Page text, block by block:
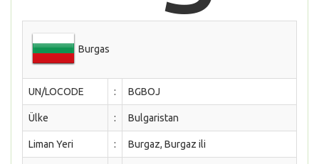
Burgas
UN/LOCODE : BGBOJ
Ülke : Bulgaristan
Liman Yeri : Burgaz, Burgaz ili